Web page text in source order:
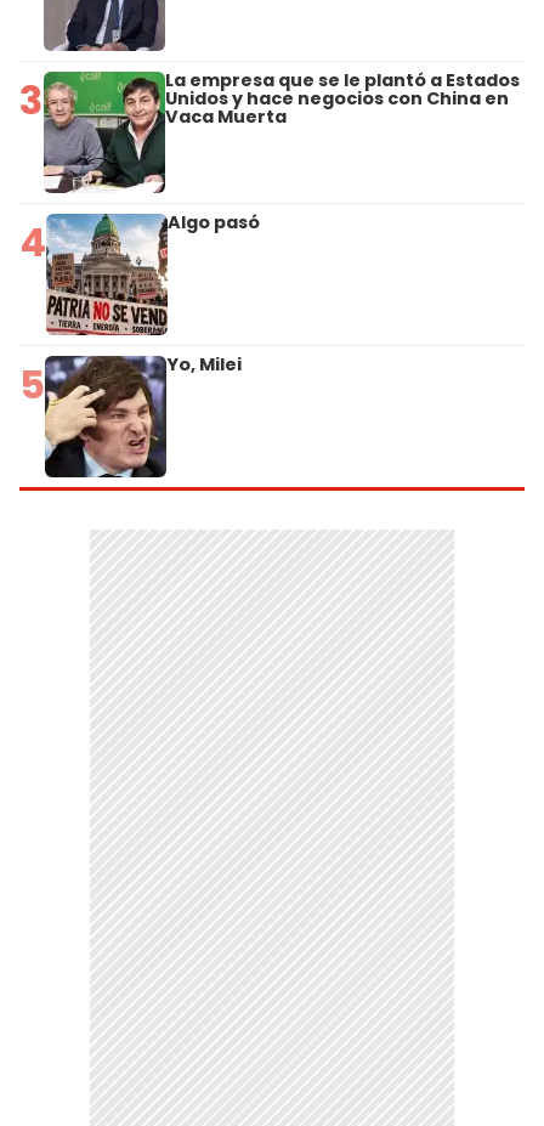
3 La empresa que se le plantó a Estados
Unidos y hace negocios con China en
Vaca Muerta
4 Algo pasó
5 Yo, Milei